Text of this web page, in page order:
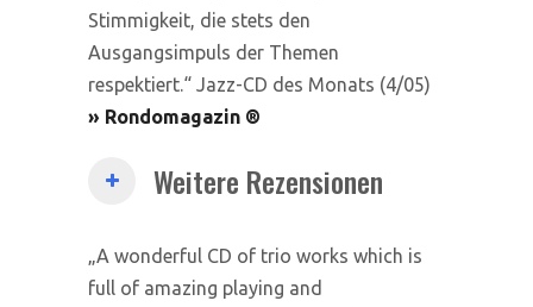
Stimmigkeit, die stets den
Ausgangsimpuls der Themen
respektiert.“ Jazz-CD des Monats (4/05)
» Rondomagazin ®
Weitere Rezensionen
„A wonderful CD of trio works which is
full of amazing playing and